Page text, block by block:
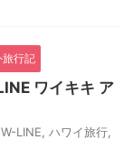
旅行記
ワイキキ ア
W-LINE ハワイ旅行